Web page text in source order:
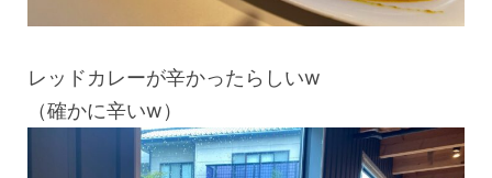
レッドカレーが辛かったらしいw
（確かに辛いw）